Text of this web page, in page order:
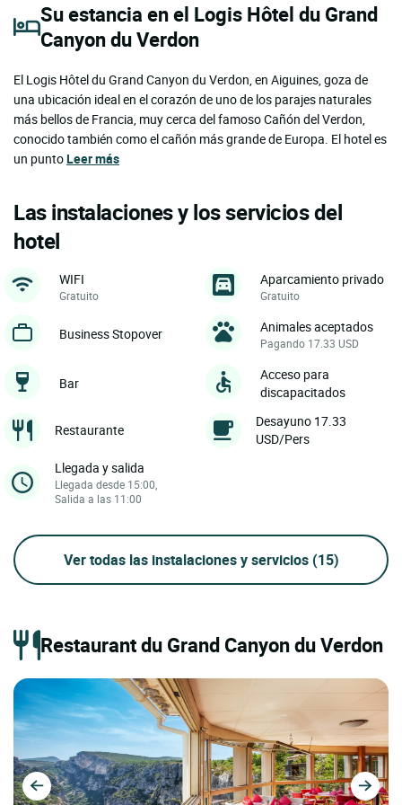
Su estancia en el Logis Hôtel du Grand
Canyon du Verdon
El Logis Hôtel du Grand Canyon du Verdon, en Aiguines, goza de
una ubicación ideal en el corazón de uno de los parajes naturales
más bellos de Francia, muy cerca del famoso Cañón del Verdon,
conocido también como el cañón más grande de Europa. El hotel es
un puntoLeer más
Las instalaciones y los servicios del
hotel
WIFI
Gratuito
Aparcamiento privado
Gratuito
Business Stopover Animales aceptados
Pagando 17.33 USD
Bar
Acceso para
discapacitados
Restaurante
Desayuno 17.33
USD/Pers
Llegada y salida
Llegada desde 15:00,
Salida a las 11:00
Ver todas las instalaciones y servicios (15)
Restaurant du Grand Canyon du Verdon